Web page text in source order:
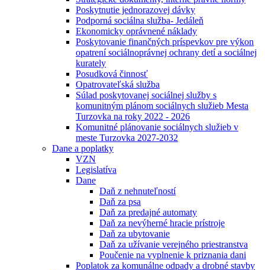
Poskytnutie jednorazovej dávky
Podporná sociálna služba- Jedáleň
Ekonomicky oprávnené náklady
Poskytovanie finančných príspevkov pre výkon
opatrení sociálnoprávnej ochrany detí a sociálnej
kurately
Posudková činnosť
Opatrovateľská služba
Súlad poskytovanej sociálnej služby s
komunitným plánom sociálnych služieb Mesta
Turzovka na roky 2022 - 2026
Komunitné plánovanie sociálnych služieb v
meste Turzovka 2027-2032
Dane a poplatky
VZN
Legislatíva
Dane
Daň z nehnuteľností
Daň za psa
Daň za predajné automaty
Daň za nevýherné hracie prístroje
Daň za ubytovanie
Daň za užívanie verejného priestranstva
Poučenie na vyplnenie k priznania dani
Poplatok za komunálne odpady a drobné stavby